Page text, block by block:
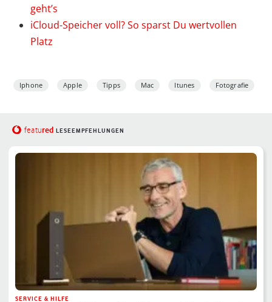
geht’s
iCloud-Speicher voll? So sparst Du wertvollen
Platz
Iphone Apple Tipps Mac Itunes Fotografie
featured LESEEMPFEHLUNGEN
SERVICE & HILFE